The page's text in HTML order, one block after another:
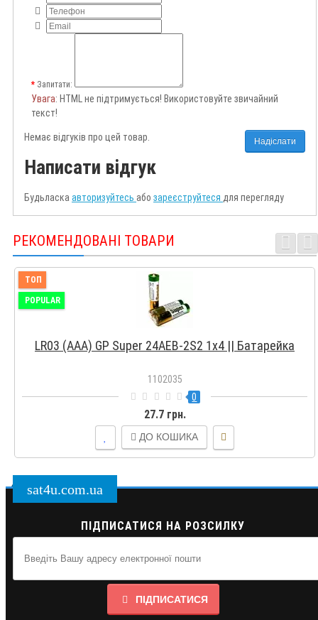
Запитати:
Увага: HTML не підтримується! Використовуйте звичайний
текст!
Надіслати
Немає відгуків про цей товар.
Написати відгук
Будьласка авторизуйтесь або зареєструйтеся для перегляду
РЕКОМЕНДОВАНІ ТОВАРИ
ТОП
POPULAR
LR03 (AAA) GP Super 24AEB-2S2 1x4 || Батарейка
1102035
0
27.7 грн.
ДО КОШИКА
sat4u.com.ua
ПІДПИСАТИСЯ НА РОЗСИЛКУ
ПІДПИСАТИСЯ